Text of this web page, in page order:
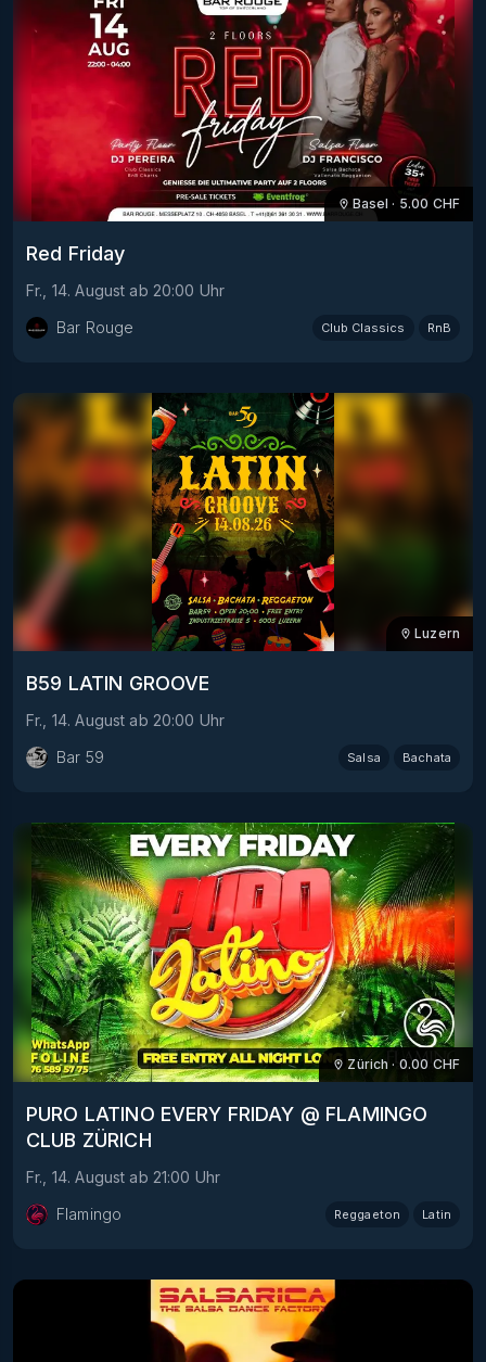
Basel · 5.00 CHF
Red Friday
Fr., 14. August ab 20:00 Uhr
Bar Rouge
Club Classics RnB
Luzern
B59 LATIN GROOVE
Fr., 14. August ab 20:00 Uhr
Bar 59
Salsa Bachata
Zürich · 0.00 CHF
PURO LATINO EVERY FRIDAY @ FLAMINGO
CLUB ZÜRICH
Fr., 14. August ab 21:00 Uhr
Flamingo
Reggaeton Latin